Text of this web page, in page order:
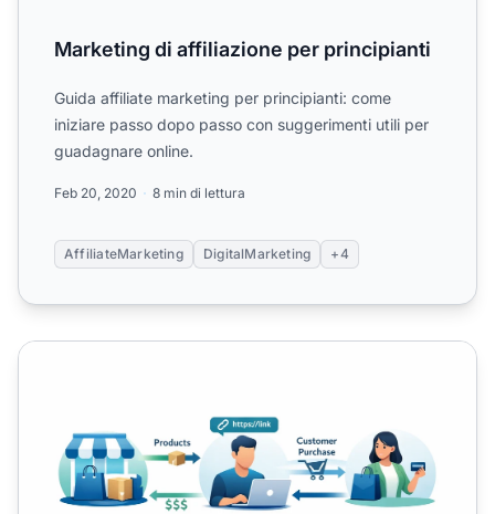
Marketing di affiliazione per principianti
Guida affiliate marketing per principianti: come
iniziare passo dopo passo con suggerimenti utili per
guadagnare online.
Feb 20, 2020 8 min di lettura
AffiliateMarketing DigitalMarketing +4
Come Avviare una Campagna di Affiliate Marketing